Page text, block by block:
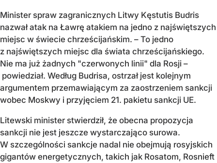
Minister spraw zagranicznych Litwy Kęstutis Budris
nazwał atak na Ławrę atakiem na jedno z najświętszych
miejsc w świecie chrześcijańskim. – To jedno
z najświętszych miejsc dla świata chrześcijańskiego.
Nie ma już żadnych "czerwonych linii" dla Rosji –
powiedział. Według Budrisa, ostrzał jest kolejnym
argumentem przemawiającym za zaostrzeniem sankcji
wobec Moskwy i przyjęciem 21. pakietu sankcji UE.
Litewski minister stwierdził, że obecna propozycja
sankcji nie jest jeszcze wystarczająco surowa.
W szczególności sankcje nadal nie obejmują rosyjskich
gigantów energetycznych, takich jak Rosatom, Rosnieft